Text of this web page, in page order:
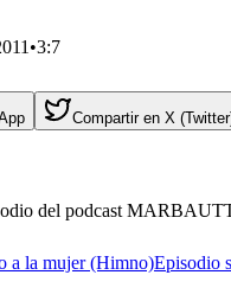
•3:7
Compartir en X
del podcast
a la mujer (Himno)Episodio